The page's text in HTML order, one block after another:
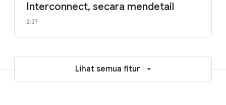
Interconnect, secara mendetail
2:37
Lihat semua fitur